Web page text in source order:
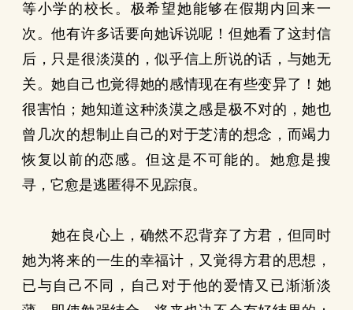
等小学的校长。极希望她能够在假期内回来一
次。他有许多话要向她诉说呢！但她看了这封信
后，只是很淡漠的，似乎信上所说的话，与她无
关。她自己也覚得她的感情现在有些变异了！她
很害怕；她知道这种淡漠之感是极不对的，她也
曾几次的想制止自己的对于芝淸的想念，而竭力
恢复以前的恋感。但这是不可能的。她愈是搜
寻，它愈是逃匿得不见踪痕。
她在良心上，确然不忍背弃了方君，但同时
她为将来的一生的幸福计，又覚得方君的思想，
已与自己不同，自己对于他的爱情又已渐渐淡